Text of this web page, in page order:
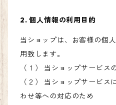
2. 個人情報の利用目的
当ショップは、お客様の個
用致します。
（１） 当ショップサービス
（２） 当ショップサービ
わせ等への対応のため